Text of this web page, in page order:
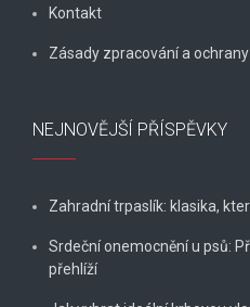
Kontakt
Zásady zpracování a
NEJNOVĚJŠÍ PŘÍSPĚVKY
Zahradní trpaslík: klasika,
Srdeční onemocnění u psů:
přehlíží